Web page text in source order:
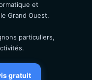
et
Grand Ouest.
particuliers,
gratuit